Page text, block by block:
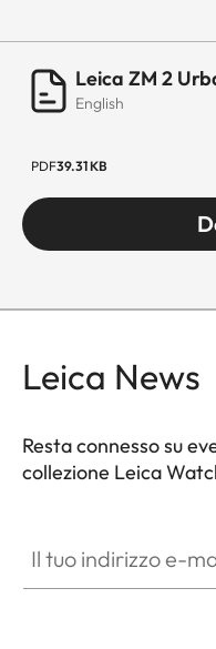
Leica ZM 2
English
PDF39.31 KB
Leica News
Resta connesso su
collezione Leica